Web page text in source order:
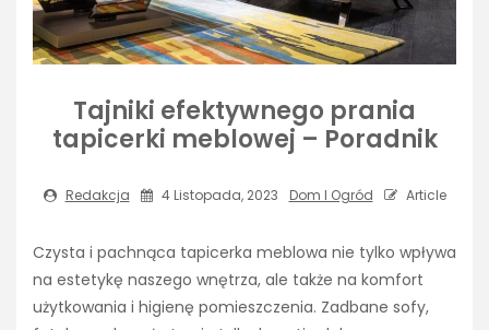
Tajniki efektywnego prania
tapicerki meblowej – Poradnik
Redakcja 4 Listopada, 2023 Dom I Ogród Article
Czysta i pachnąca tapicerka meblowa nie tylko wpływa
na estetykę naszego wnętrza, ale także na komfort
użytkowania i higienę pomieszczenia. Zadbane sofy,